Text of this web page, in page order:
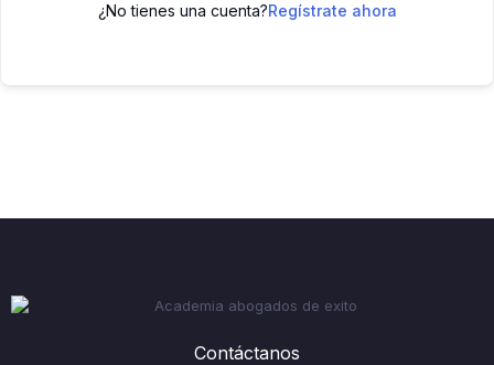
¿No tienes una cuenta?Regístrate ahora
Contáctanos